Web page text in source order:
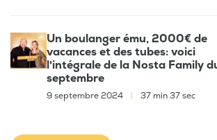
Un boulanger ému, 2000€ de
vacances et des tubes: voici
l'intégrale de la Nosta Family
septembre
9 septembre 2024 37 min 37 sec